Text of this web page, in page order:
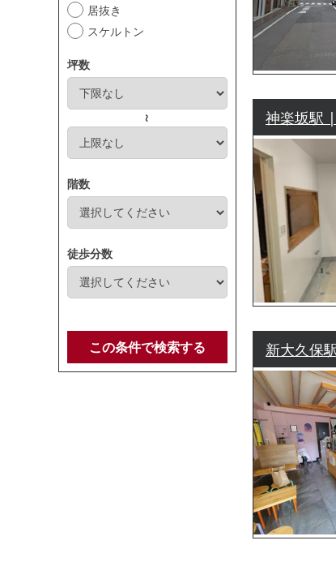
居抜き
スケルトン
坪数
～
階数
徒歩分数
この条件で検索する
神楽坂駅
新大久保